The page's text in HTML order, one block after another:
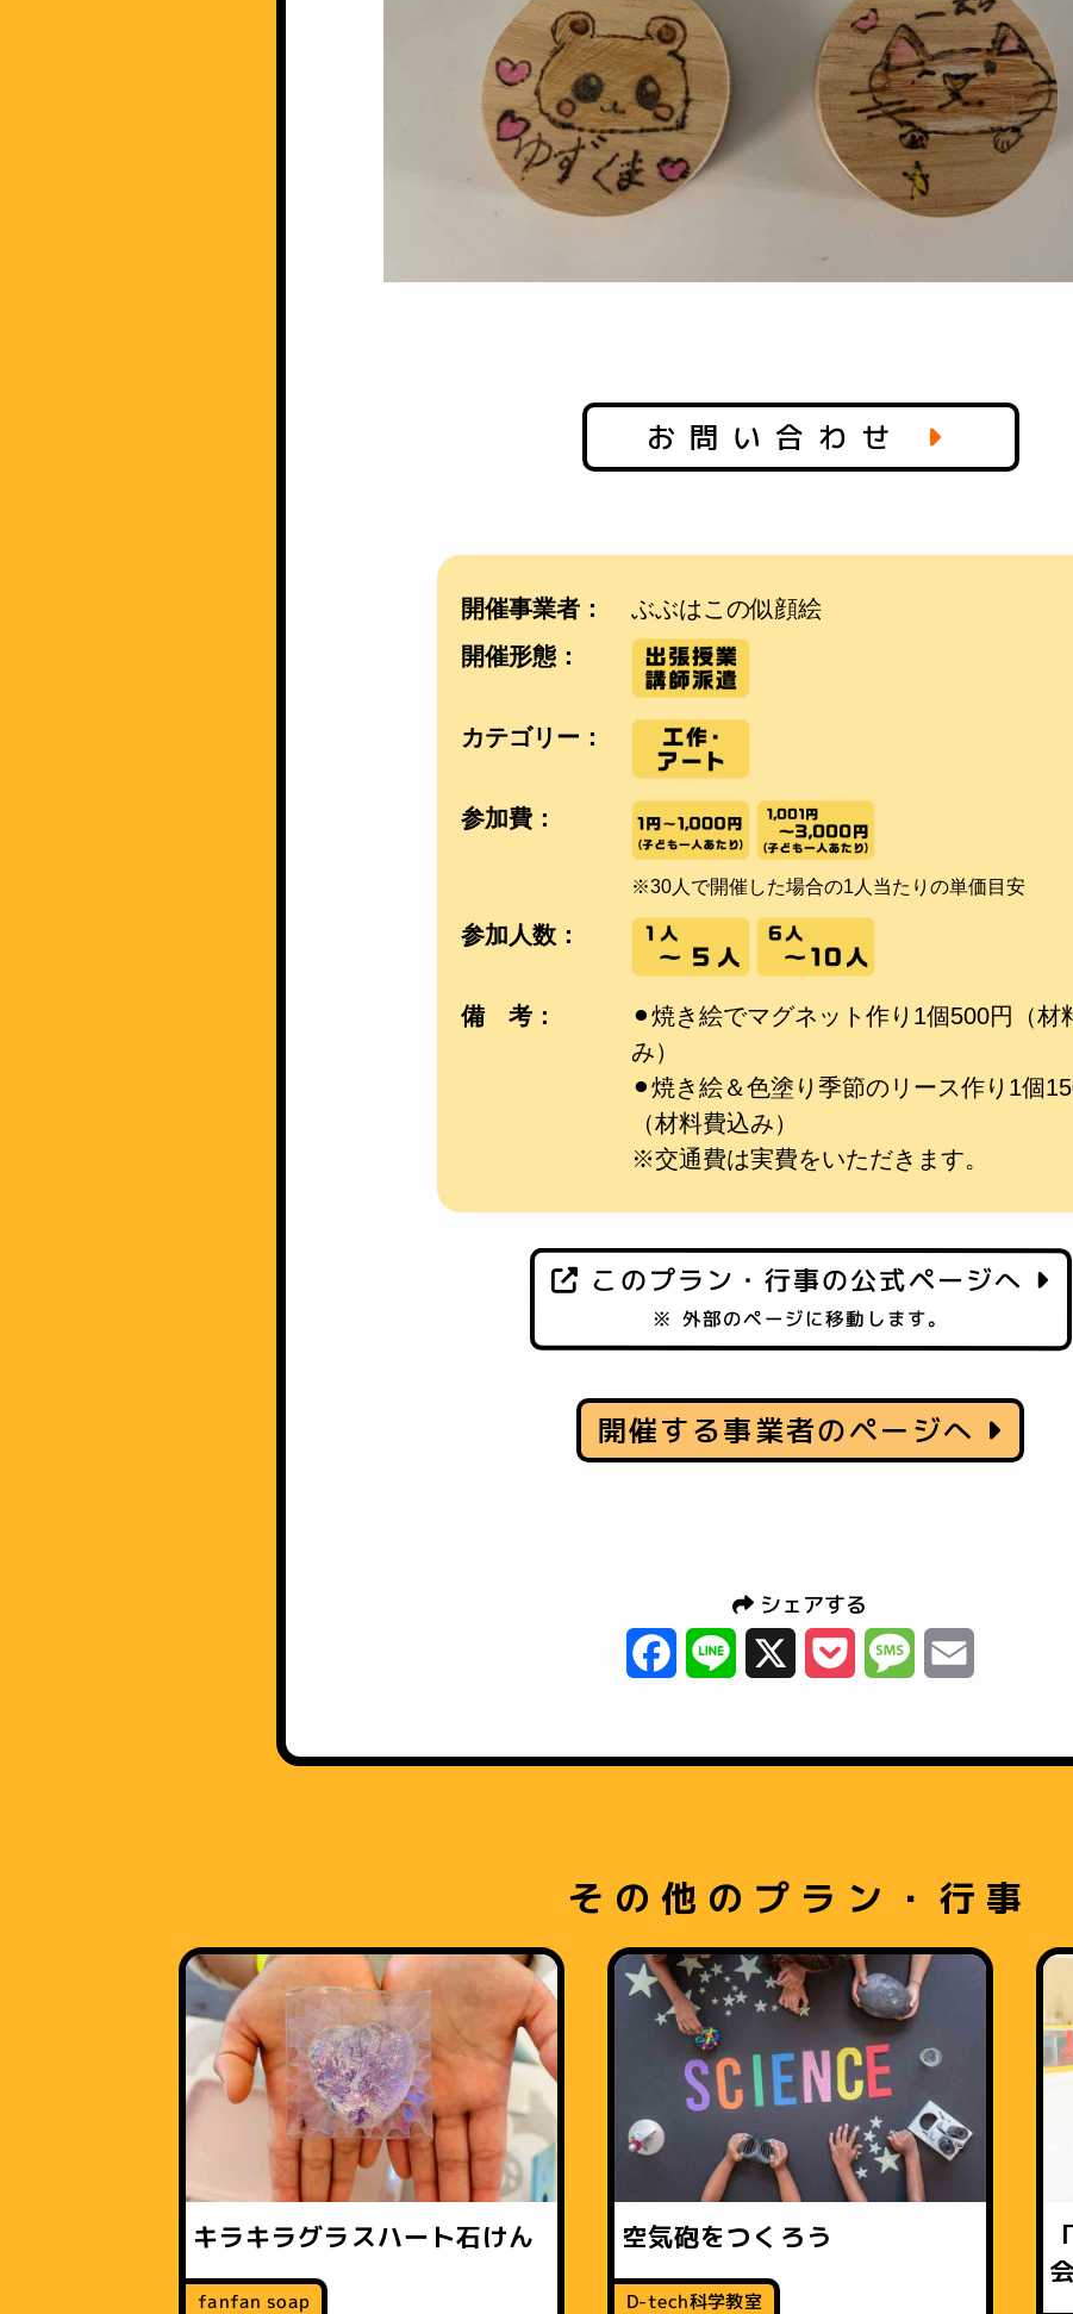
お問い合わせ
開催事業者：
ぶぶはこの似顔絵
開催形態：
カテゴリー：
参加費：
※30人で開催した場合の1人当たりの単価目安
参加人数：
備 考：
⚫︎焼き絵でマグネット作り1個500円（材
み）
⚫︎焼き絵＆色塗り季節のリース作り1個
（材料費込み）
※交通費は実費をいただきます。
このプラン・行事の公式ページへ
※ 外部のページに移動します。
開催する事業者のページへ
シェアする
FacebookLine Pocket Message
その他のプラン・行事
キラキラグラスハート石けん
fanfan soap
空気砲をつくろう
D-tech科学教室